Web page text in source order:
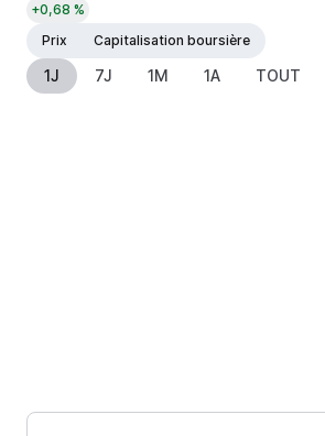
+0,68 %
Prix
Capitalisation boursière
1J 7J 1M 1A TOUT